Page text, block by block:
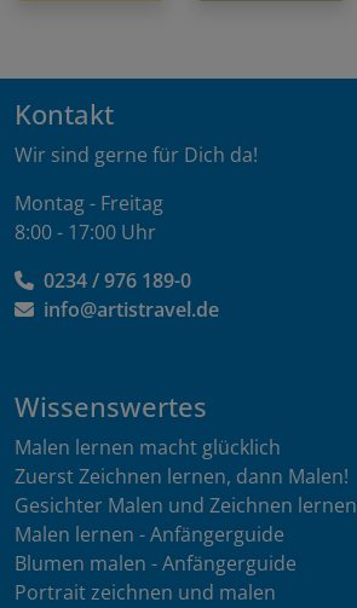
Kontakt
Wir sind gerne für Dich da!
Montag - Freitag
8:00 - 17:00 Uhr
0234 / 976 189-0
info@artistravel.de
Wissenswertes
Malen lernen macht glücklich
Zuerst Zeichnen lernen, dann Malen!
Gesichter Malen und Zeichnen lernen
Malen lernen - Anfängerguide
Blumen malen - Anfängerguide
Portrait zeichnen und malen